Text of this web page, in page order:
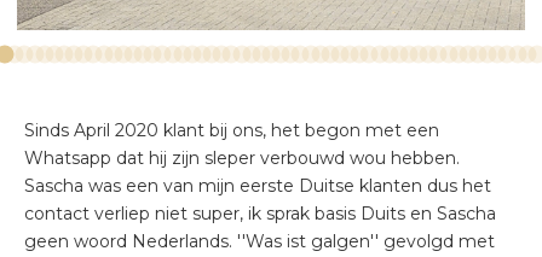
Sinds April 2020 klant bij ons, het begon met een
Whatsapp dat hij zijn sleper verbouwd wou hebben.
Sascha was een van mijn eerste Duitse klanten dus het
contact verliep niet super, ik sprak basis Duits en Sascha
geen woord Nederlands. ''Was ist galgen'' gevolgd met